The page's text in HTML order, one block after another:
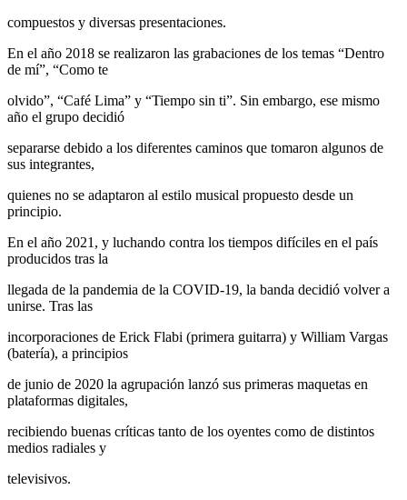
compuestos y diversas presentaciones.
En el año 2018 se realizaron las grabaciones de los temas “Dentro
de mí”, “Como te
olvido”, “Café Lima” y “Tiempo sin ti”. Sin embargo, ese mismo
año el grupo decidió
separarse debido a los diferentes caminos que tomaron algunos de
sus integrantes,
quienes no se adaptaron al estilo musical propuesto desde un
principio.
En el año 2021, y luchando contra los tiempos difíciles en el país
producidos tras la
llegada de la pandemia de la COVID-19, la banda decidió volver a
unirse. Tras las
incorporaciones de Erick Flabi (primera guitarra) y William Vargas
(batería), a principios
de junio de 2020 la agrupación lanzó sus primeras maquetas en
plataformas digitales,
recibiendo buenas críticas tanto de los oyentes como de distintos
medios radiales y
televisivos.